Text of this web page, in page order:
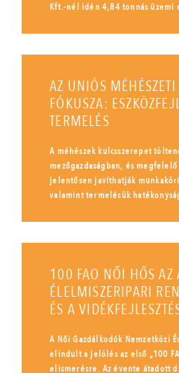
Kft.-nél idén 4,84 tonnás üzemi
AZ UNIÓS MÉHÉSZETI
FÓKUSZA:
TERMELÉS
A méhészek kulcsszerepet
mezőgazdaságban, és
jelentősen javíthatják
valamint termelésük
100 FAO NŐI HŐS AZ
ÉLELMISZERIPARI
ÉS A
A Női Gazdálkodók Nemzetközi
elindult a jelölés az első „100
elismerésre. Az évente átadott